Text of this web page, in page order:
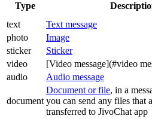
Type
text
Text message
photo
Image
sticker
Sticker
video
[Video message](#video
audio
Audio message
document
Document or file, in a
you can send any files that
transferred to JivoChat app